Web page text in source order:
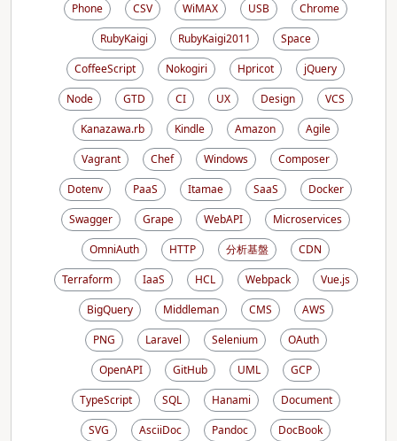
Phone
CSV WiMAX USB
Chrome
RubyKaigi
RubyKaigi2011
Space
CoffeeScript
Nokogiri Hpricot
jQuery
Node
GTD CI UX Design
VCS
Kanazawa.rb
Kindle Amazon
Agile
Vagrant
Chef Windows
Composer
Dotenv
PaaS Itamae SaaS
Docker
Swagger
Grape WebAPI
Microservices
OmniAuth
HTTP 分析基盤
CDN
Terraform
IaaS HCL Webpack
Vue.js
BigQuery
Middleman CMS
AWS
PNG
Laravel Selenium
OAuth
OpenAPI
GitHub UML
GCP
TypeScript
SQL Hanami
Document
SVG
AsciiDoc Pandoc DocBook